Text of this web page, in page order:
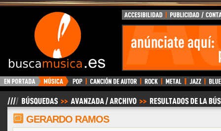
BuscaMusica.es
GERARDO RAMOS